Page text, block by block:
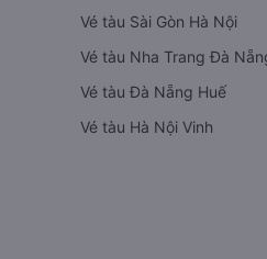
Vé tàu Sài Gòn Hà Nội
Vé tàu Nha Trang Đà
Vé tàu Đà Nẵng Huế
Vé tàu Hà Nội Vinh